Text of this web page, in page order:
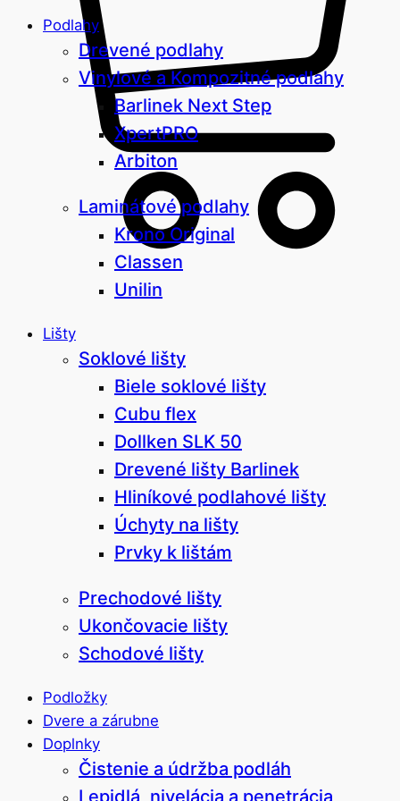
Podlahy
Drevené podlahy
Vinylové a Kompozitné podlahy
Barlinek Next Step
XpertPRO
Arbiton
Laminátové podlahy
Krono Original
Classen
Unilin
Lišty
Soklové lišty
Biele soklové lišty
Cubu flex
Dollken SLK 50
Drevené lišty Barlinek
Hliníkové podlahové lišty
Úchyty na lišty
Prvky k lištám
Prechodové lišty
Ukončovacie lišty
Schodové lišty
Podložky
Dvere a zárubne
Doplnky
Čistenie a údržba podláh
Lepidlá, nivelácia a penetrácia